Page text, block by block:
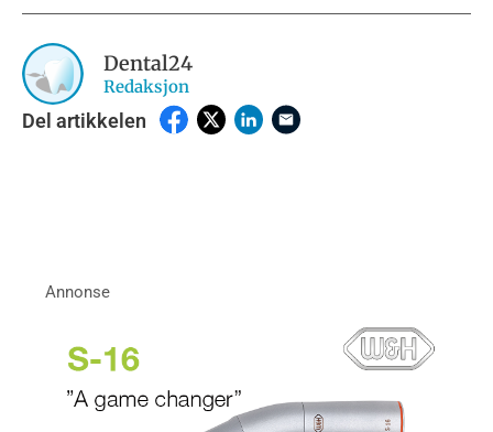
Dental24
Redaksjon
Del artikkelen